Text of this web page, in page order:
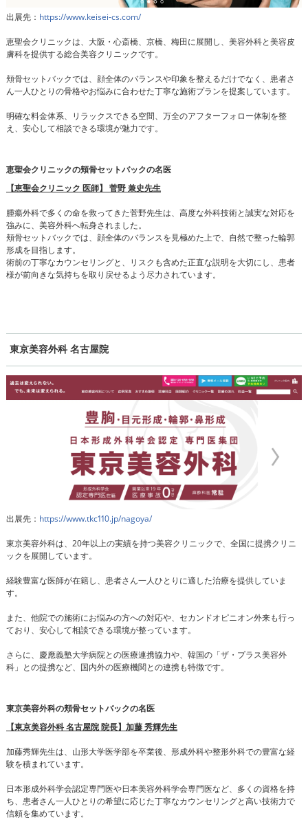
出展先： https://www.keisei-cs.com/
恵聖会クリニックは、大阪・心斎橋、京橋、梅田に展開し、美容外科と美容皮
膚科を提供する総合美容クリニックです。
頬骨セットバックでは、顔全体のバランスや印象を整えるだけでなく、患者さ
ん一人ひとりの骨格やお悩みに合わせた丁寧な施術プランを提案しています。
明確な料金体系、リラックスできる空間、万全のアフターフォロー体制を整
え、安心して相談できる環境が魅力です。
恵聖会クリニックの頬骨セットバックの名医
【恵聖会クリニック 医師】 菅野 兼史先生
腫瘍外科で多くの命を救ってきた菅野先生は、高度な外科技術と誠実な対応を
強みに、美容外科へ転身されました。
頬骨セットバックでは、顔全体のバランスを見極めた上で、自然で整った輪郭
形成を目指します。
術前の丁寧なカウンセリングと、リスクも含めた正直な説明を大切にし、患者
様が前向きな気持ちを取り戻せるよう尽力されています。
東京美容外科 名古屋院
出展先： https://www.tkc110.jp/nagoya/
東京美容外科は、20年以上の実績を持つ美容クリニックで、全国に提携クリニ
ックを展開しています。
経験豊富な医師が在籍し、患者さん一人ひとりに適した治療を提供していま
す。
また、他院での施術にお悩みの方への対応や、セカンドオピニオン外来も行っ
ており、安心して相談できる環境が整っています。
さらに、慶應義塾大学病院との医療連携協力や、韓国の「ザ・プラス美容外
科」との提携など、国内外の医療機関との連携も特徴です。
東京美容外科の頬骨セットバックの名医
【東京美容外科 名古屋院 院長】加藤 秀輝先生
加藤秀輝先生は、山形大学医学部を卒業後、形成外科や整形外科での豊富な経
験を積まれています。
日本形成外科学会認定専門医や日本美容外科学会専門医など、多くの資格を持
ち、患者さん一人ひとりの希望に応じた丁寧なカウンセリングと高い技術力で
信頼を集めています。